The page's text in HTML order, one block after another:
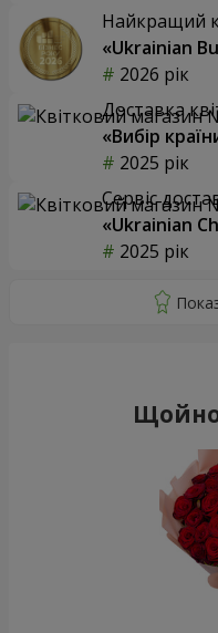
Найкращий
«Ukrainian
2026 рік
Доставка
«Вибір
2025 рік
Сервіс
«Ukrainian
2025 рік